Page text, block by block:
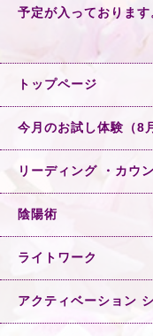
予定が入っております
トップページ
今月のお試し体験（8
リーディング ・カウ
陰陽術
ライトワーク
アクティベーション